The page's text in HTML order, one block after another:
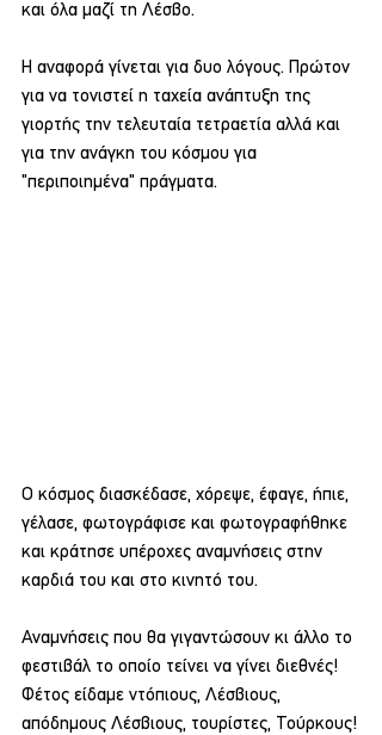
και όλα μαζί τη Λέσβο.
Η αναφορά γίνεται για δυο λόγους. Πρώτον
για να τονιστεί η ταχεία ανάπτυξη της
γιορτής την τελευταία τετραετία αλλά και
για την ανάγκη του κόσμου για
"περιποιημένα" πράγματα.
Ο κόσμος διασκέδασε, χόρεψε, έφαγε, ήπιε,
γέλασε, φωτογράφισε και φωτογραφήθηκε
και κράτησε υπέροχες αναμνήσεις στην
καρδιά του και στο κινητό του.
Αναμνήσεις που θα γιγαντώσουν κι άλλο το
φεστιβάλ το οποίο τείνει να γίνει διεθνές!
Φέτος είδαμε ντόπιους, Λέσβιους,
απόδημους Λέσβιους, τουρίστες, Τούρκους!